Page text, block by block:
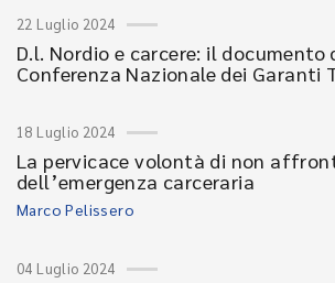
22 Luglio 2024
D.l. Nordio e carcere: il documento
Conferenza Nazionale dei Garanti
18 Luglio 2024
La pervicace volontà di non
dell’emergenza carceraria
Marco Pelissero
04 Luglio 2024